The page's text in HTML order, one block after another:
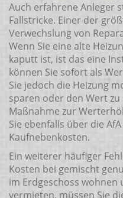
Auch erfahrene Anleger
Fallstricke. Einer der
Verwechslung von
Wenn Sie eine alte
kaputt ist, ist das eine
können Sie sofort als
Sie jedoch die Heizung
sparen oder den Wert
Maßnahme zur
Sie ebenfalls über die
Kaufnebenkosten.
Ein weiterer häufiger
Kosten bei gemischt
im Erdgeschoss wohnen
vermieten, müssen Sie